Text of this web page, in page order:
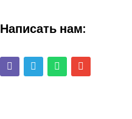
Написать нам: